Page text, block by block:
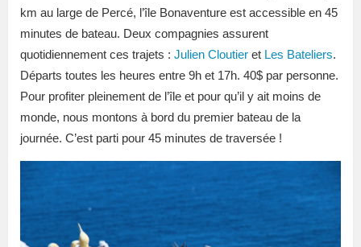
km au large de Percé, l’île Bonaventure est accessible en 45
minutes de bateau. Deux compagnies assurent
quotidiennement ces trajets : Julien Cloutier et Les Bateliers.
Départs toutes les heures entre 9h et 17h. 40$ par personne.
Pour profiter pleinement de l’île et pour qu’il y ait moins de
monde, nous montons à bord du premier bateau de la
journée. C’est parti pour 45 minutes de traversée !